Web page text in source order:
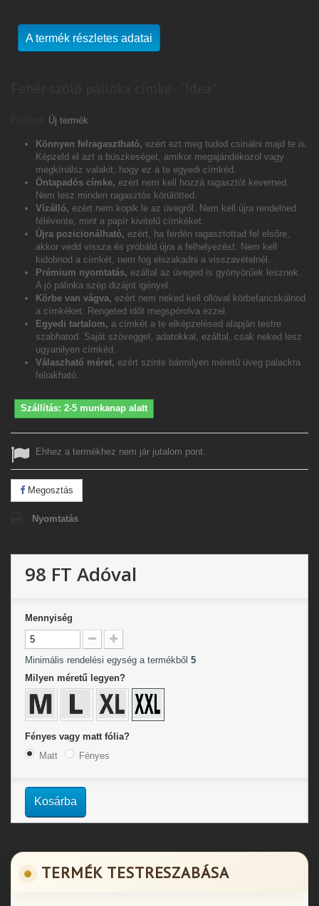
A termék részletes adatai
Új termék
Könnyen felragasztható, ezért ezt meg tudod csinálni majd te is.
Képzeld el azt a büszkeséget, amikor megajándékozol vagy
megkínálsz valakit, hogy ez a te egyedi címkéd.
Öntapadós címke, ezért nem kell hozzá ragasztót keverned.
Nem lesz minden ragasztós körülötted.
Vízálló, ezért nem kopik le az üvegről. Nem kell újra rendelned
félévente, mint a papír kivitelű címkéket.
Újra pozicionálható, ezért, ha ferdén ragasztottad fel elsőre,
akkor vedd vissza és próbáld újra a felhelyezést. Nem kell
kidobnod a címkét, nem fog elszakadni a visszavételnél.
Prémium nyomtatás, ezáltal az üveged is gyönyörűek lesznek.
A jó pálinka szép dizájnt igényel.
Körbe van vágva, ezért nem neked kell ollóval körbefaricskálnod
a címkéket. Rengeted időt megspórolva ezzel.
Egyedi tartalom, a címkét a te elképzelésed alapján testre
szabhatod. Saját szöveggel, adatokkal, ezáltal, csak neked lesz
ugyanilyen címkéd.
Válaszható méret, ezért szinte bármilyen méretű üveg palackra
felrakható.
Szállítás: 2-5 munkanap alatt
Ehhez a termékhez nem jár jutalom pont.
Megosztás
Nyomtatás
98 FT Adóval
Mennyiség
Minimális rendelési egység a termékből 5
Milyen méretű legyen?
Fényes vagy matt fólia?
Matt
Fényes
Kosárba
TERMÉK TESTRESZABÁSA